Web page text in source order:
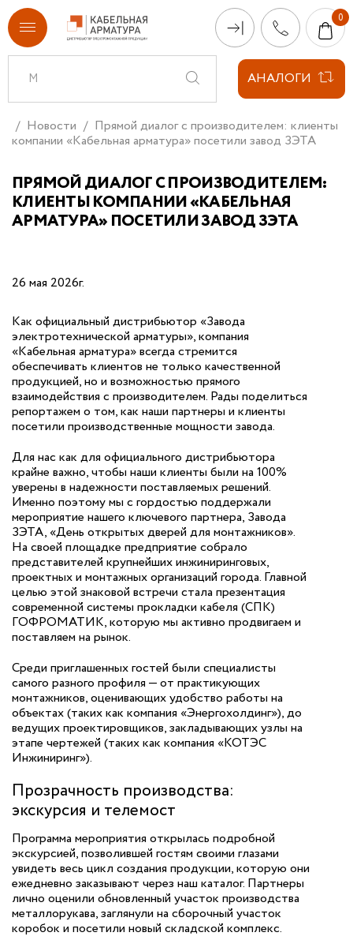
АНАЛОГИ
Новости
Прямой диалог с производителем: клиенты
компании «Кабельная арматура» посетили завод ЗЭТА
ПРЯМОЙ ДИАЛОГ С ПРОИЗВОДИТЕЛЕМ:
КЛИЕНТЫ КОМПАНИИ «КАБЕЛЬНАЯ
АРМАТУРА» ПОСЕТИЛИ ЗАВОД ЗЭТА
26 мая 2026г.
Как официальный дистрибьютор «Завода
электротехнической арматуры», компания
«Кабельная арматура» всегда стремится
обеспечивать клиентов не только качественной
продукцией, но и возможностью прямого
взаимодействия с производителем. Рады поделиться
репортажем о том, как наши партнеры и клиенты
посетили производственные мощности завода.
Для нас как для официального дистрибьютора
крайне важно, чтобы наши клиенты были на 100%
уверены в надежности поставляемых решений.
Именно поэтому мы с гордостью поддержали
мероприятие нашего ключевого партнера, Завода
ЗЭТА, «День открытых дверей для монтажников».
На своей площадке предприятие собрало
представителей крупнейших инжиниринговых,
проектных и монтажных организаций города. Главной
целью этой знаковой встречи стала презентация
современной системы прокладки кабеля (СПК)
ГОФРОМАТИК, которую мы активно продвигаем и
поставляем на рынок.
Среди приглашенных гостей были специалисты
самого разного профиля — от практикующих
монтажников, оценивающих удобство работы на
объектах (таких как компания «Энергохолдинг»), до
ведущих проектировщиков, закладывающих узлы на
этапе чертежей (таких как компания «КОТЭС
Инжиниринг»).
Прозрачность производства:
экскурсия и телемост
Программа мероприятия открылась подробной
экскурсией, позволившей гостям своими глазами
увидеть весь цикл создания продукции, которую они
ежедневно заказывают через наш каталог. Партнеры
лично оценили обновленный участок производства
металлорукава, заглянули на сборочный участок
коробок и посетили новый складской комплекс.